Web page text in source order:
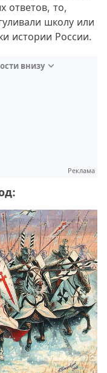
ответов, то,
школу или
истории России.
внизу
Реклама